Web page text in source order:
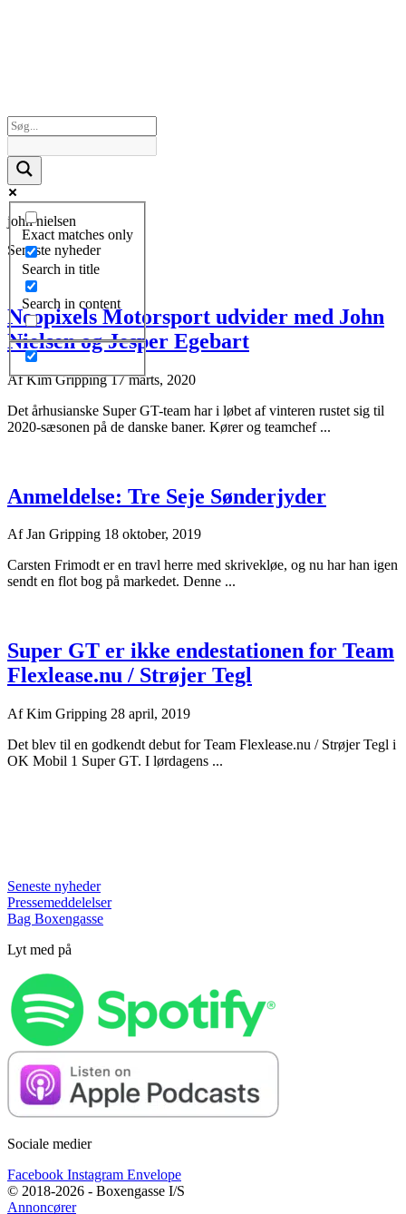
Exact matches only
Search in title
Search in content
john nielsen
Seneste nyheder
Neopixels Motorsport udvider med John
Nielsen og Jesper Egebart
AfKim Gripping17 marts, 2020
Det århusianske Super GT-team har i løbet af vinteren rustet sig til
2020-sæsonen på de danske baner. Kører og teamchef ...
Anmeldelse: Tre Seje Sønderjyder
AfJan Gripping 18 oktober, 2019
Carsten Frimodt er en travl herre med skrivekløe, og nu har han igen
sendt en flot bog på markedet. Denne ...
Super GT er ikke endestationen for Team
Flexlease.nu / Strøjer Tegl
AfKim Gripping 28 april, 2019
Det blev til en godkendt debut for Team Flexlease.nu / Strøjer Tegl i
OK Mobil 1 Super GT. I lørdagens ...
Seneste nyheder
Pressemeddelelser
Bag Boxengasse
Lyt med på
Sociale medier
Facebook Instagram Envelope
© 2018-2026 - Boxengasse I/S
Annoncører